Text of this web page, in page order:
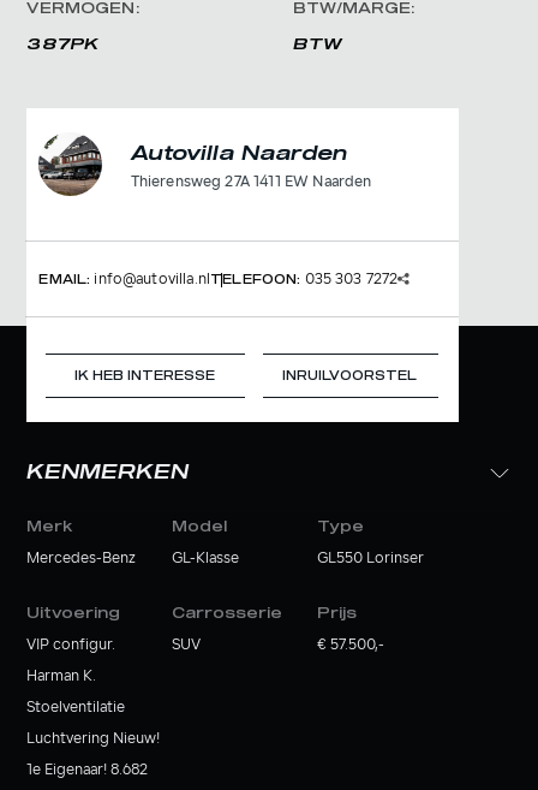
VERMOGEN:
387PK
BTW/MARGE:
BTW
Autovilla Naarden
Thierensweg 27A 1411 EW Naarden
EMAIL: info@autovilla.nl TELEFOON: 035 303 7272
IK HEB INTERESSE INRUILVOORSTEL
KENMERKEN
Merk
Mercedes-Benz
Model
GL-Klasse
Type
GL550 Lorinser
Uitvoering
VIP configur.
Harman K.
Stoelventilatie
Luchtvering Nieuw!
1e Eigenaar! 8.682
Carrosserie
SUV
Prijs
€ 57.500,-